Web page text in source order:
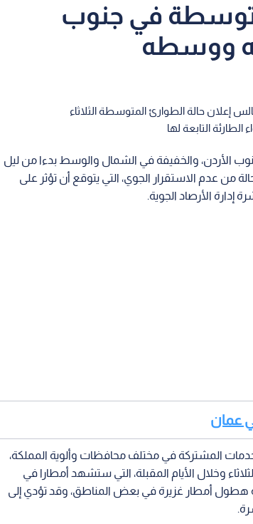
متوسطة في جنوب
ووسطه
إعلان حالة الطوارئ المتوسطة الثلاثاء
التابعة لها
الأردن، والخفيفة في الشمال والوسط بدءا من ليل
من عدم الاستقرار الجوي، التي يتوقع أن تؤثر على
إدارة الأرصاد الجوية.
عمان
المشتركة في مختلف محافظات وألوية المملكة،
وخلال الأيام المقبلة، التي ستشهد أمطارا في
هطول أمطار غزيرة في بعض المناطق، وقد تؤدي إلى